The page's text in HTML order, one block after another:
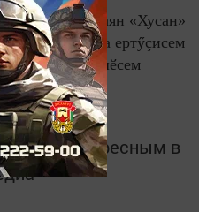
асăнса паян «Хусан»
республика ертӳçисем
юлташӗсем
и интересным в